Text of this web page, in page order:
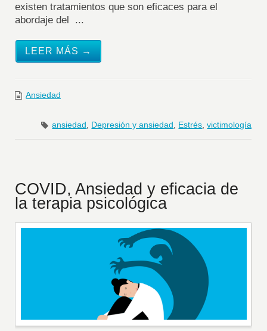
existen tratamientos que son eficaces para el
abordaje del ...
LEER MÁS →
Ansiedad
ansiedad Depresión y ansiedad Estrés ,victimología
COVID, Ansiedad y eficacia de
la terapia psicológica